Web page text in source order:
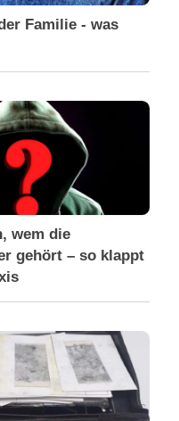
Familie - was
wem die
gehört – so klappt